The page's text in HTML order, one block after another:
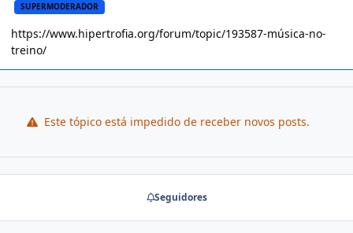
SUPERMODERADOR
https://www.hipertrofia.org/forum/topic/193587-música-no-
treino/
Este tópico está impedido de receber novos posts.
Seguidores